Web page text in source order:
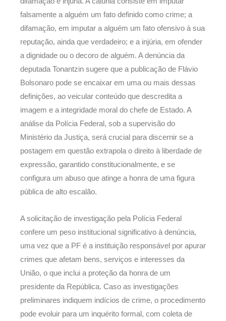
falsamente a alguém um fato definido como crime; a
difamação, em imputar a alguém um fato ofensivo à sua
reputação, ainda que verdadeiro; e a injúria, em ofender
a dignidade ou o decoro de alguém. A denúncia da
deputada Tonantzin sugere que a publicação de Flávio
Bolsonaro pode se encaixar em uma ou mais dessas
definições, ao veicular conteúdo que descredita a
imagem e a integridade moral do chefe de Estado. A
análise da Polícia Federal, sob a supervisão do
Ministério da Justiça, será crucial para discernir se a
postagem em questão extrapola o direito à liberdade de
expressão, garantido constitucionalmente, e se
configura um abuso que atinge a honra de uma figura
pública de alto escalão.
A solicitação de investigação pela Polícia Federal
confere um peso institucional significativo à denúncia,
uma vez que a PF é a instituição responsável por apurar
crimes que afetam bens, serviços e interesses da
União, o que inclui a proteção da honra de um
presidente da República. Caso as investigações
preliminares indiquem indícios de crime, o procedimento
pode evoluir para um inquérito formal, com coleta de